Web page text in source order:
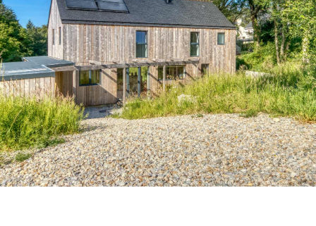
Idées Déco En 10 Photos
La Semaine Décoration Et Design
Maison En Ville
Méli-Mélo Suédois
Publi Reportage
Tendance
Interieurs Scandinaves
La Décoration Selon Votre Signe Astrologique
Les Trouvailles Déco Du Jour
Loft
Maison Appartement Écologique
Maison Container/container House
Maison D'hôtes
Maison Et Appartement Vintage
On Décode La Déco
Petite Surface
Piscine Question De Style
Renovation
Revue De Week End
Tiny House